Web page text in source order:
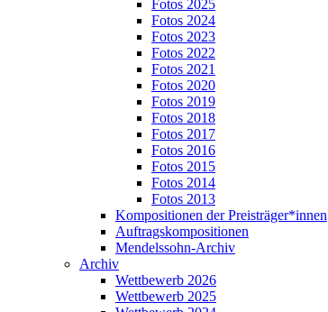
Fotos 2025
Fotos 2024
Fotos 2023
Fotos 2022
Fotos 2021
Fotos 2020
Fotos 2019
Fotos 2018
Fotos 2017
Fotos 2016
Fotos 2015
Fotos 2014
Fotos 2013
Kompositionen der Preisträger*innen
Auftragskompositionen
Mendelssohn-Archiv
Archiv
Wettbewerb 2026
Wettbewerb 2025